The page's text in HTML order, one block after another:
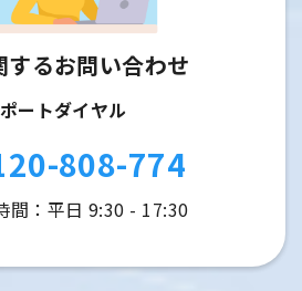
するお問い合わせ
ートダイヤル
808-774
間：平日 9:30 - 17:30